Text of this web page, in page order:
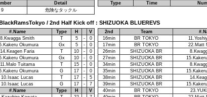
Detail
9 危険なタックル
Type Time
/ 2nd Half Kick off : SHIZUOKA BLUEREVS
#.Name Type H
V
8.Kwagga Smith T 5 -
0
Okumura Gx 5 -
0
14.Keagen Faria T 10 -
0
Okumura Gx 10 -
0
11.Malo Tuitama T 15 -
0
Okumura G 17 -
0
10.Isaac Lucas T 17 -
5
10.Isaac Lucas G 17 -
7
#.Name Type H
V
2nd Team
16min
BR TOKYO
17min
BR TOKYO 22.Matt
26min
SHIZUOKA BR
27min
SHIZUOKA BR
34min
SHIZUOKA BR
35min
SHIZUOKA BR
38min
SHIZUOKA BR
39min
SHIZUOKA BR
40min
BR TOKYO